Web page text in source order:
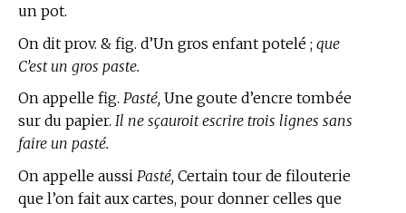
un pot.
On dit prov. & fig. d’Un gros enfant potelé ; que
C’est un gros paste.
On appelle fig. Pasté, Une goute d’encre tombée
sur du papier. Il ne sçauroit escrire trois lignes sans
faire un pasté.
On appelle aussi Pasté, Certain tour de filouterie
que l’on fait aux cartes, pour donner celles que